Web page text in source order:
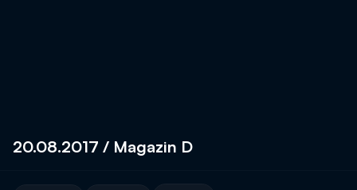
20.08.2017 / Magazin D